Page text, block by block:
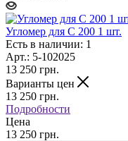
Угломер для С 200 1 шт.
Есть в наличии: 1
Арт.: 5-102025
13 250 грн.
Варианты цен
13 250 грн.
Подробности
Цена
13 250 грн.